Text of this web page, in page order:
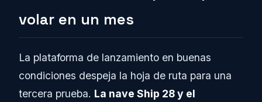
volar en un mes
La plataforma de lanzamiento en buenas
condiciones despeja la hoja de ruta para una
tercera prueba. La nave Ship 28 y el